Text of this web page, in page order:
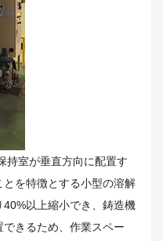
持室が垂直方向に配置す
を特徴とする小型の溶解
以上縮小でき、鋳造機
きるため、作業スペー